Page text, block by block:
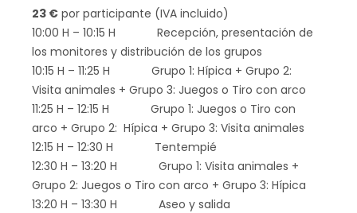
23 € por participante (IVA incluido)
10:00 H – 10:15 H Recepción, presentación de
los monitores y distribución de los grupos
10:15 H – 11:25 H Grupo 1: Hípica + Grupo 2:
Visita animales + Grupo 3: Juegos o Tiro con arco
11:25 H – 12:15 H Grupo 1: Juegos o Tiro con
arco + Grupo 2: Hípica + Grupo 3: Visita animales
12:15 H – 12:30 H Tentempié
12:30 H – 13:20 H Grupo 1: Visita animales +
Grupo 2: Juegos o Tiro con arco + Grupo 3: Hípica
13:20 H – 13:30 H Aseo y salida